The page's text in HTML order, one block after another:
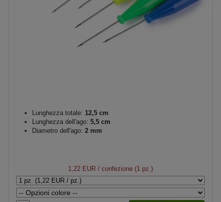
Lunghezza totale: 12,5 cm
Lunghezza dell'ago: 5,5 cm
Diametro dell'ago: 2 mm
1,22 EUR / confezione (1 pz.)